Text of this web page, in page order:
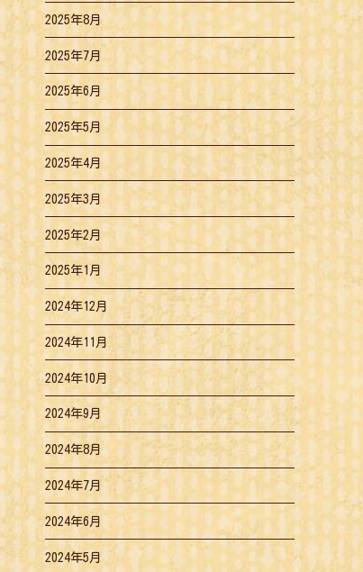
2025年8月
2025年7月
2025年6月
2025年5月
2025年4月
2025年3月
2025年2月
2025年1月
2024年12月
2024年11月
2024年10月
2024年9月
2024年8月
2024年7月
2024年6月
2024年5月